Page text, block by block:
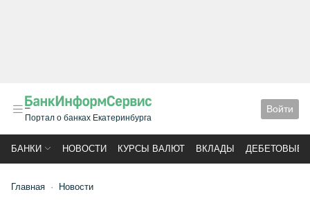
Портал о банках Екатеринбурга
Войти
БАНКИ НОВОСТИ КУРСЫ ВАЛЮТ ВКЛАДЫ ДЕБЕТОВЫЕ
Главная Новости